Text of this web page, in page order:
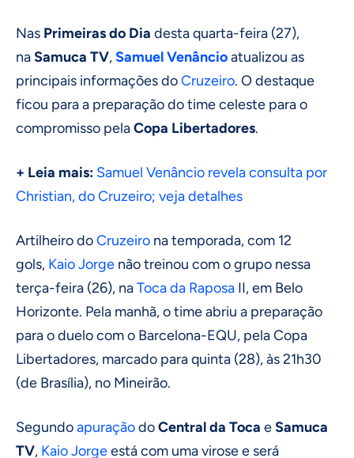
Nas Primeiras do Dia desta quarta-feira (27),
naSamuca TV,Samuel Venâncioatualizou as
principais informações doCruzeiro. O destaque
ficou para a preparação do time celeste para o
compromisso pelaCopa Libertadores.
+ Leia mais: Samuel Venâncio revela consulta por
Christian, do Cruzeiro; veja detalhes
Artilheiro doCruzeiro na temporada, com 12
gols, Kaio Jorge não treinou com o grupo nessa
terça-feira (26), naToca da Raposa II, em Belo
Horizonte. Pela manhã, o time abriu a preparação
para o duelo com o Barcelona-EQU, pela Copa
Libertadores, marcado para quinta (28), às 21h30
(de Brasília), no Mineirão.
SegundoapuraçãodoCentral da Toca eSamuca
TV, Kaio Jorgeestá com uma virose e será